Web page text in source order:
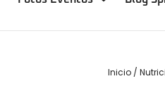
Inicio /